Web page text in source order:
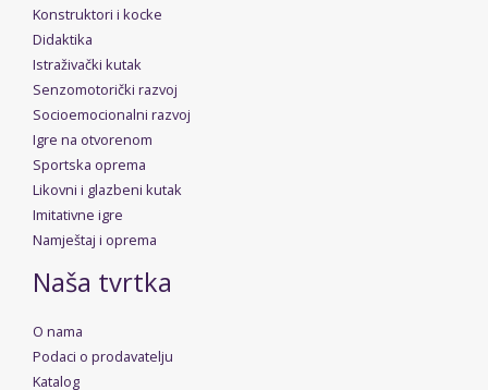
Konstruktori i kocke
Didaktika
Istraživački kutak
Senzomotorički razvoj
Socioemocionalni razvoj
Igre na otvorenom
Sportska oprema
Likovni i glazbeni kutak
Imitativne igre
Namještaj i oprema
Naša tvrtka
O nama
Podaci o prodavatelju
Katalog